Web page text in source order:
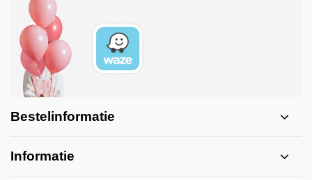
Bestelinformatie
Informatie